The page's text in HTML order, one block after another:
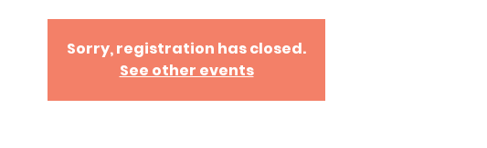
Sorry, registration has closed.
See other events